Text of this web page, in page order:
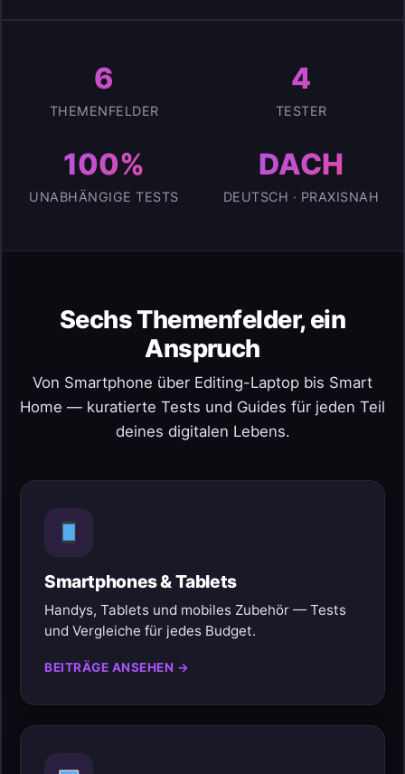
6
THEMENFELDER
4
TESTER
100%
UNABHÄNGIGE TESTS
DACH
DEUTSCH · PRAXISNAH
Sechs Themenfelder, ein
Anspruch
Von Smartphone über Editing-Laptop bis Smart
Home — kuratierte Tests und Guides für jeden Teil
deines digitalen Lebens.
Smartphones & Tablets
Handys, Tablets und mobiles Zubehör — Tests
und Vergleiche für jedes Budget.
BEITRÄGE ANSEHEN →